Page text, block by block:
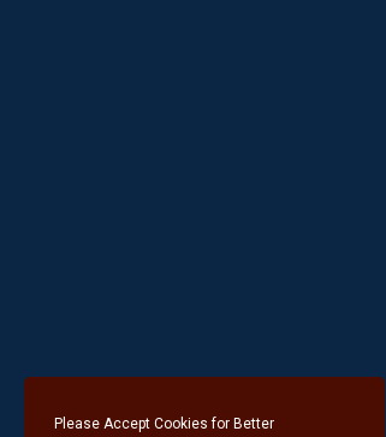
Please Accept Cookies for Better